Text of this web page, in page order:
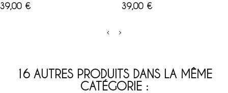
Prix
39,00 € Prix
39,00 €
16 AUTRES PRODUITS DANS LA MÊME
CATÉGORIE :